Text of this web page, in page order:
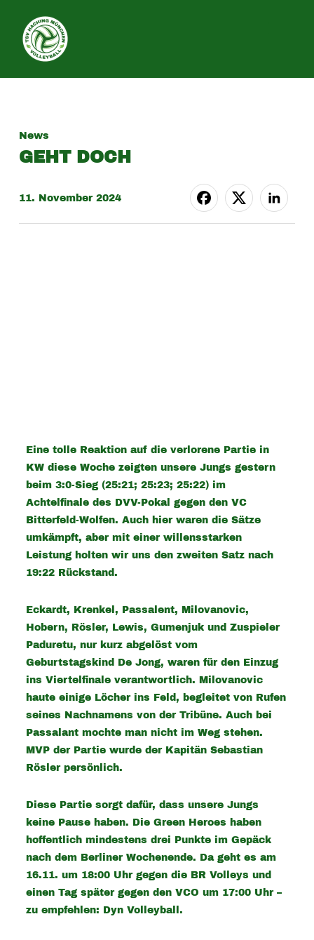
News
GEHT DOCH
11. November 2024
Eine tolle Reaktion auf die verlorene Partie in
KW diese Woche zeigten unsere Jungs gestern
beim 3:0-Sieg (25:21; 25:23; 25:22) im
Achtelfinale des DVV-Pokal gegen den VC
Bitterfeld-Wolfen. Auch hier waren die Sätze
umkämpft, aber mit einer willensstarken
Leistung holten wir uns den zweiten Satz nach
19:22 Rückstand.
Eckardt, Krenkel, Passalent, Milovanovic,
Hobern, Rösler, Lewis, Gumenjuk und Zuspieler
Paduretu, nur kurz abgelöst vom
Geburtstagskind De Jong, waren für den Einzug
ins Viertelfinale verantwortlich. Milovanovic
haute einige Löcher ins Feld, begleitet von Rufen
seines Nachnamens von der Tribüne. Auch bei
Passalant mochte man nicht im Weg stehen.
MVP der Partie wurde der Kapitän Sebastian
Rösler persönlich.
Diese Partie sorgt dafür, dass unsere Jungs
keine Pause haben. Die Green Heroes haben
hoffentlich mindestens drei Punkte im Gepäck
nach dem Berliner Wochenende. Da geht es am
16.11. um 18:00 Uhr gegen die BR Volleys und
einen Tag später gegen den VCO um 17:00 Uhr –
zu empfehlen: Dyn Volleyball.